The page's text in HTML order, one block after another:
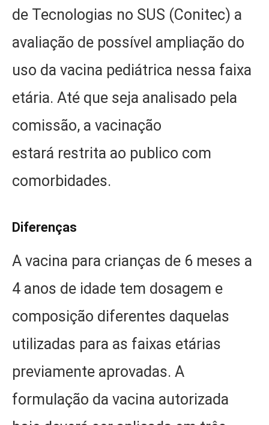
de Tecnologias no SUS (Conitec) a
avaliação de possível ampliação do
uso da vacina pediátrica nessa faixa
etária. Até que seja analisado pela
comissão, a vacinação
estará restrita ao publico com
comorbidades.
Diferenças
A vacina para crianças de 6 meses a
4 anos de idade tem dosagem e
composição diferentes daquelas
utilizadas para as faixas etárias
previamente aprovadas. A
formulação da vacina autorizada